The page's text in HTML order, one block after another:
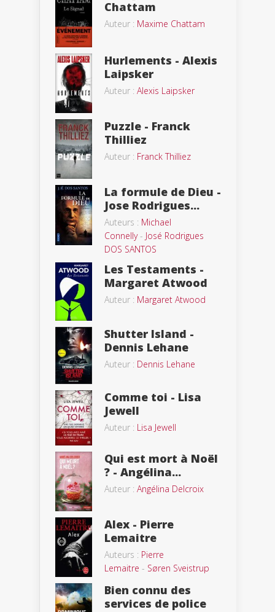
Chattam
Auteur : Maxime Chattam
Hurlements - Alexis
Laipsker
Auteur : Alexis Laipsker
Puzzle - Franck
Thilliez
Auteur : Franck Thilliez
La formule de Dieu -
Jose Rodrigues...
Auteurs : Michael
Connelly- José Rodrigues
DOS SANTOS
Les Testaments -
Margaret Atwood
Auteur : Margaret Atwood
Shutter Island -
Dennis Lehane
Auteur : Dennis Lehane
Comme toi - Lisa
Jewell
Auteur : Lisa Jewell
Qui est mort à Noël
? - Angélina...
Auteur : Angélina Delcroix
Alex - Pierre
Lemaitre
Auteurs : Pierre
Lemaitre - Søren Sveistrup
Bien connu des
services de police